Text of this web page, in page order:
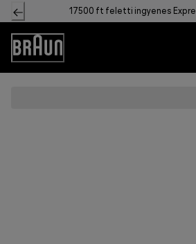
Skip
to
Content
17500 ft feletti ingyenes
Accessibility
Statement